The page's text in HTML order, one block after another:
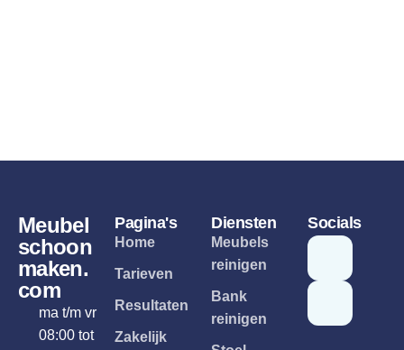
Meubel
schoon
maken.
com
ma t/m vr
08:00 tot
Pagina's
Home
Tarieven
Resultaten
Zakelijk
Diensten
Meubels
reinigen
Bank
reinigen
Socials